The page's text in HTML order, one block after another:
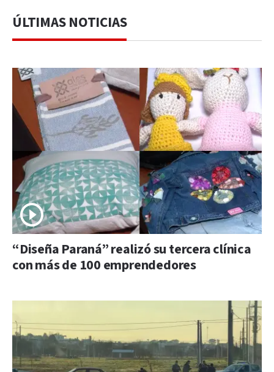
ÚLTIMAS NOTICIAS
“Diseña Paraná” realizó su tercera clínica
con más de 100 emprendedores